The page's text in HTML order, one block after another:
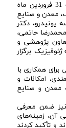
به گزارش روابط عمومی یونیدرو در روز سه شنبه 31 فروردین ماه
معدن و صنایع
دکتر
حاتمی،
پژوهشی و
برگزار
همکاری با
امکانات و
معدن و صنایع
ضمن معرفی
آن، زمینه‌های
و تأکید کردند